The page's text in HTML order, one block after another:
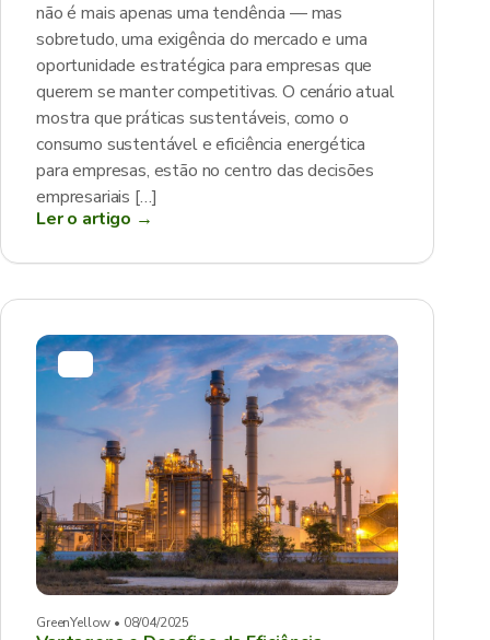
não é mais apenas uma tendência — mas
sobretudo, uma exigência do mercado e uma
oportunidade estratégica para empresas que
querem se manter competitivas. O cenário atual
mostra que práticas sustentáveis, como o
consumo sustentável e eficiência energética
para empresas, estão no centro das decisões
empresariais […]
Ler o artigo →
GreenYellow • 08/04/2025